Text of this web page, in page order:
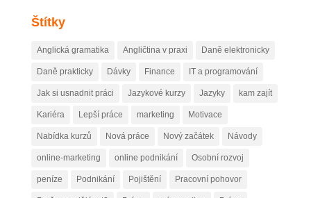
Štítky
Anglická gramatika Angličtina v praxi Daně elektronicky
Daně prakticky Dávky Finance IT a programování
Jak si usnadnit práci Jazykové kurzy Jazyky kam zajít
Kariéra Lepší práce marketing Motivace
Nabídka kurzů Nová práce Nový začátek Návody
online-marketing online podnikání Osobní rozvoj
peníze Podnikání Pojištění Pracovní pohovor